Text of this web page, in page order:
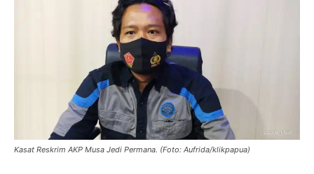
Kasat Reskrim AKP Musa Jedi Permana. (Foto: Aufrida/klikpapua)